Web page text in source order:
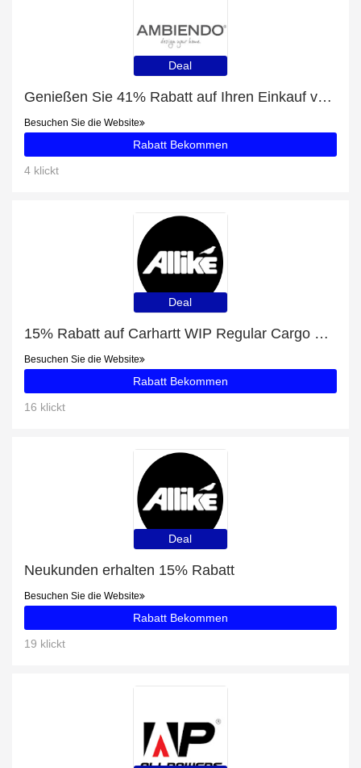
Deal
Genießen Sie 41% Rabatt auf Ihren Einkauf von Collines de Provence Fleurs Blanches Wildnarzisse Duftkerze, ausschließlich online
Besuchen Sie die Website
Rabatt Bekommen
4 klickt
Deal
15% Rabatt auf Carhartt WIP Regular Cargo Pant (Grau)
Besuchen Sie die Website
Rabatt Bekommen
16 klickt
Deal
Neukunden erhalten 15% Rabatt
Besuchen Sie die Website
Rabatt Bekommen
19 klickt